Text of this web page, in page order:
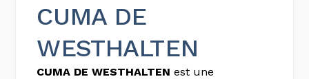
CUMA DE
WESTHALTEN
CUMA DE WESTHALTEN est une